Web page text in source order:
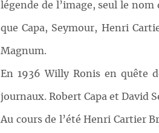
légende de l’image, seul le
que Capa, Seymour, Henri
Magnum.
En 1936 Willy Ronis en quête
journaux. Robert Capa et David
Au cours de l’été Henri Cartier